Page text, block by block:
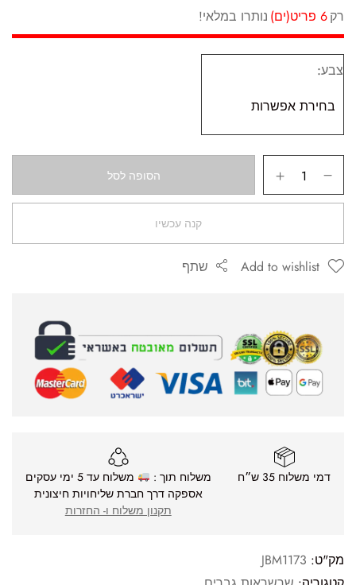
רק6 פריט(ים) נותרו במלאי!
צבע
הסופה לסל
קנה עכשיו
Add to wishlist שתף
דמי משלוח 35 ש״ח משלוח תוך :
משלוח עד 5 ימי עסקים
אספקה דרך חברת שליחויות חיצונית
תקנון משלוח ו- החזרות
מק"ט: JBM1173